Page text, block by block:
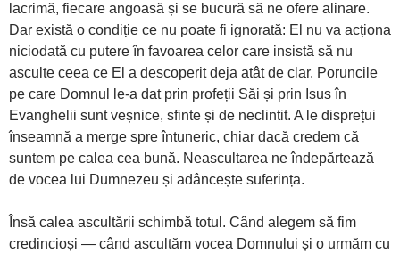
lacrimă, fiecare angoasă și se bucură să ne ofere alinare.
Dar există o condiție ce nu poate fi ignorată: El nu va acționa
niciodată cu putere în favoarea celor care insistă să nu
asculte ceea ce El a descoperit deja atât de clar. Poruncile
pe care Domnul le-a dat prin profeții Săi și prin Isus în
Evanghelii sunt veșnice, sfinte și de neclintit. A le disprețui
înseamnă a merge spre întuneric, chiar dacă credem că
suntem pe calea cea bună. Neascultarea ne îndepărtează
de vocea lui Dumnezeu și adâncește suferința.
Însă calea ascultării schimbă totul. Când alegem să fim
credincioși — când ascultăm vocea Domnului și o urmăm cu